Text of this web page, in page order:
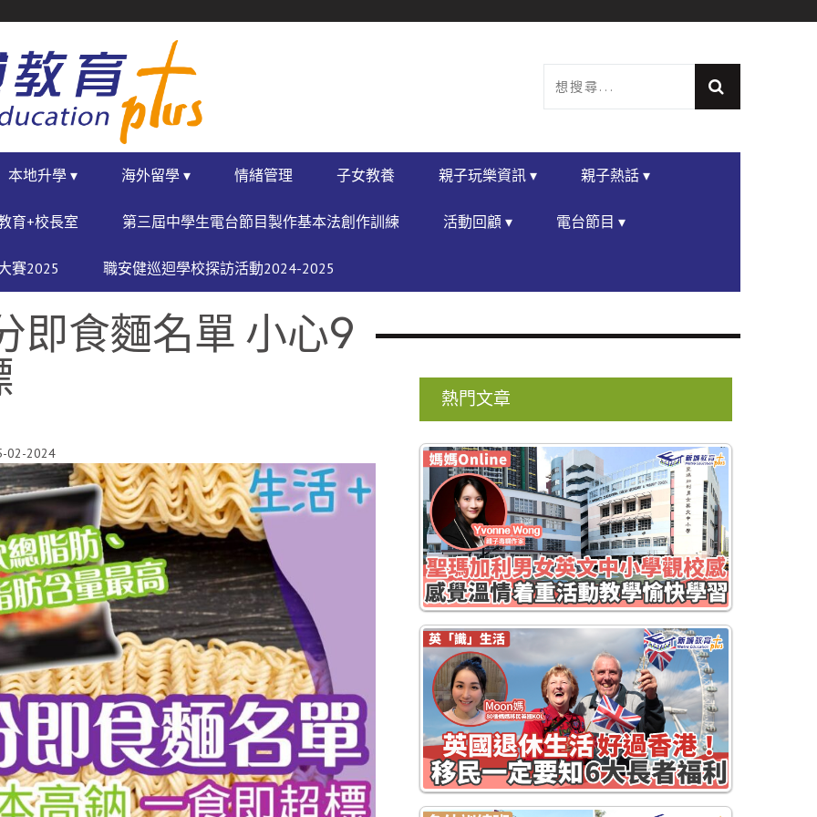
本地升學 ▾ 海外留學 ▾ 情緒管理 子女教養 親子玩樂資訊 ▾ 親子熱話 ▾
育+校長室 第三屆中學生電台節目製作基本法創作訓練 活動回顧 ▾ 電台節目 ▾
賽2025 職安健巡迴學校探訪活動2024-2025
即食麵名單 小心9
02-2024
熱門文章